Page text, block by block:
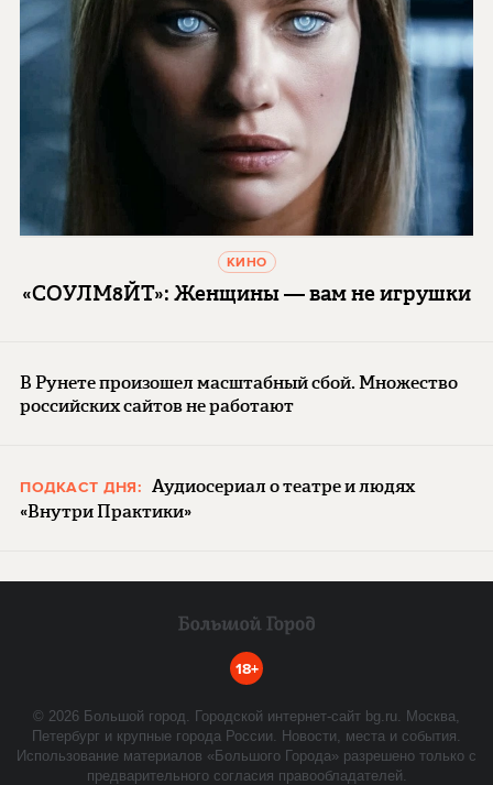
КИНО
«СОУЛМ8ЙТ»: Женщины — вам не игрушки
В Рунете произошел масштабный сбой. Множество
российских сайтов не работают
ПОДКАСТ ДНЯ: Аудиосериал о театре и людях
«Внутри Практики»
18+
© 2026 Большой город. Городской интернет-сайт bg.ru. Москва,
Петербург и крупные города России. Новости, места и события.
Использование материалов «Большого Города» разрешено только с
предварительного согласия правообладателей.